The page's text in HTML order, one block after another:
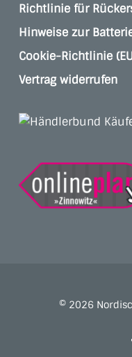
Richtlinie für
Hinweise zur
Cookie-Richtlinie
Vertrag widerrufen
© 2026